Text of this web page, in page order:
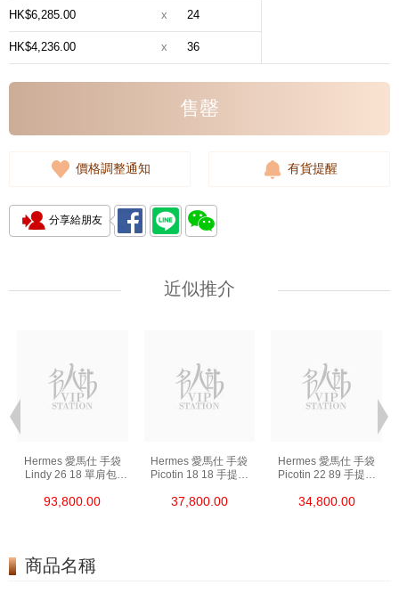
HK$6,285.00 x 24
HK$4,236.00 x 36
售罄
價格調整通知 有貨提醒
分享給朋友
近似推介
Hermes 愛馬仕 手袋
Lindy 26 18 單肩包/
93,800.00
Hermes 愛馬仕 手袋
Picotin 18 18 手提包
37,800.00
Hermes 愛馬仕 手袋
Picotin 22 89 手提包
34,800.00
商品名稱